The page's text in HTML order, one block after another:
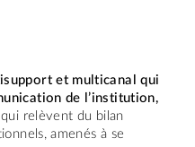
et multicanal qui
de l’institution,
relèvent du bilan
amenés à se